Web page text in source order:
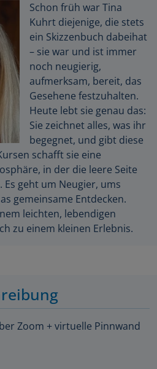
Schon früh war Tina
Kuhrt diejenige, die stets
ein Skizzenbuch dabeihat
– sie war und ist immer
noch neugierig,
aufmerksam, bereit, das
Gesehene festzuhalten.
Heute lebt sie genau das:
Sie zeichnet alles, was ihr
begegnet, und gibt diese
schafft sie eine
in der die leere Seite
geht um Neugier, ums
gemeinsame Entdecken.
leichten, lebendigen
zu einem kleinen Erlebnis.
Zoom + virtuelle Pinnwand